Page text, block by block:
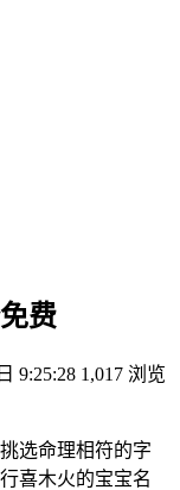
费
9:25:28 1,017 浏览
选命理相符的字
喜木火的宝宝名